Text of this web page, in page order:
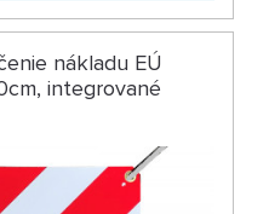
nákladu EÚ
integrované